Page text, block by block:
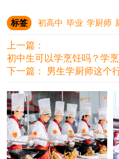
标签 初高中 毕业 学厨师
上一篇：
初中生可以学烹饪吗？学
下一篇： 男生学厨师这个